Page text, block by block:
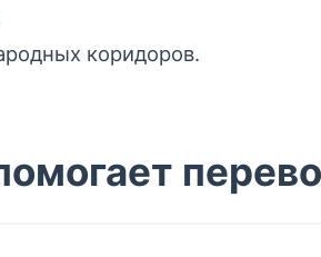
коридоров.